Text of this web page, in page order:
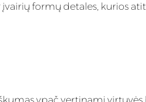
formų detales, kurios
ypač vertinami virtuvės